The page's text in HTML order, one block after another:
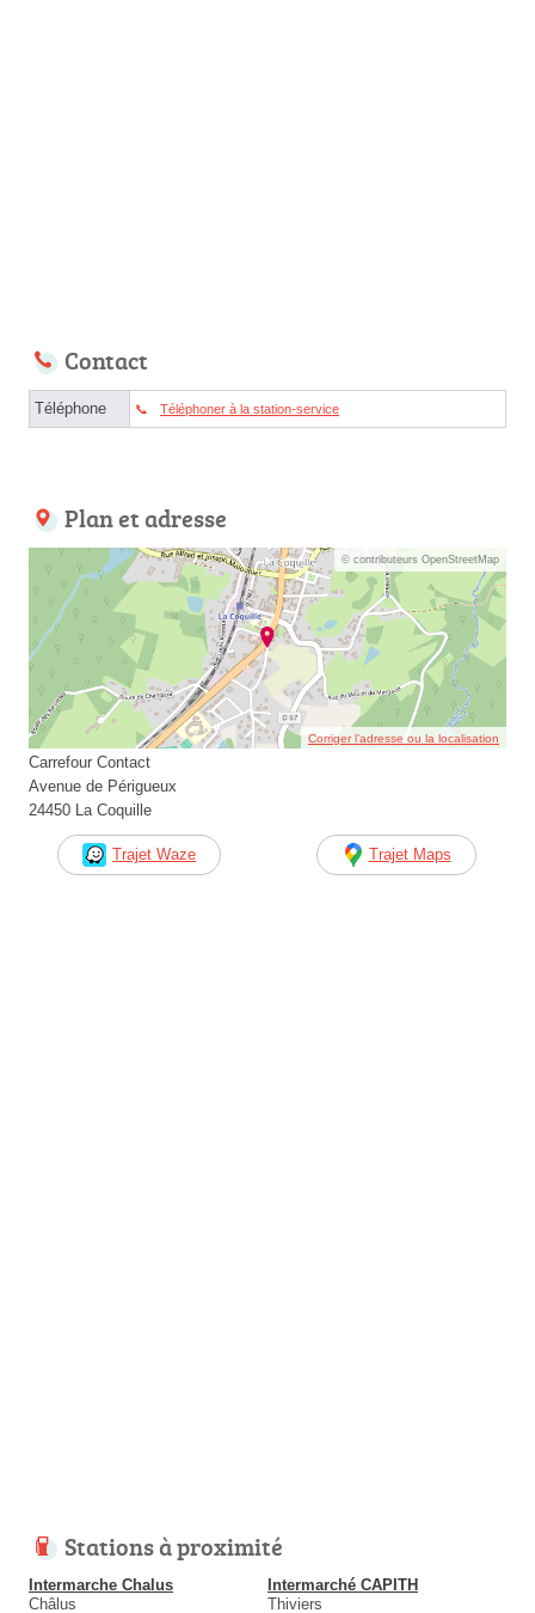
Contact
Téléphone Téléphoner à la station-service
Plan et adresse
© contributeurs OpenStreetMap
Corriger l’adresse ou la localisation
Carrefour Contact
Avenue de Périgueux
24450 La Coquille
Trajet Waze Trajet Maps
Stations à proximité
Intermarche Chalus
Châlus
Intermarché CAPITH
Thiviers